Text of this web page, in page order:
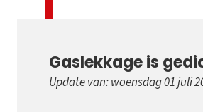
Gaslekkage is
Update van: woensdag 01 juli